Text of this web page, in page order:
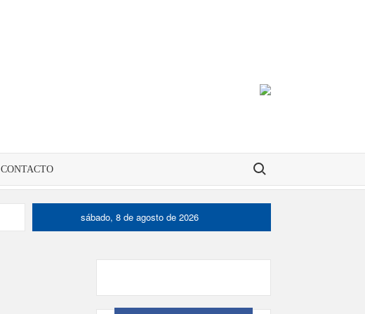
CONTACTO Buscar:
sábado, 8 de agosto de 2026